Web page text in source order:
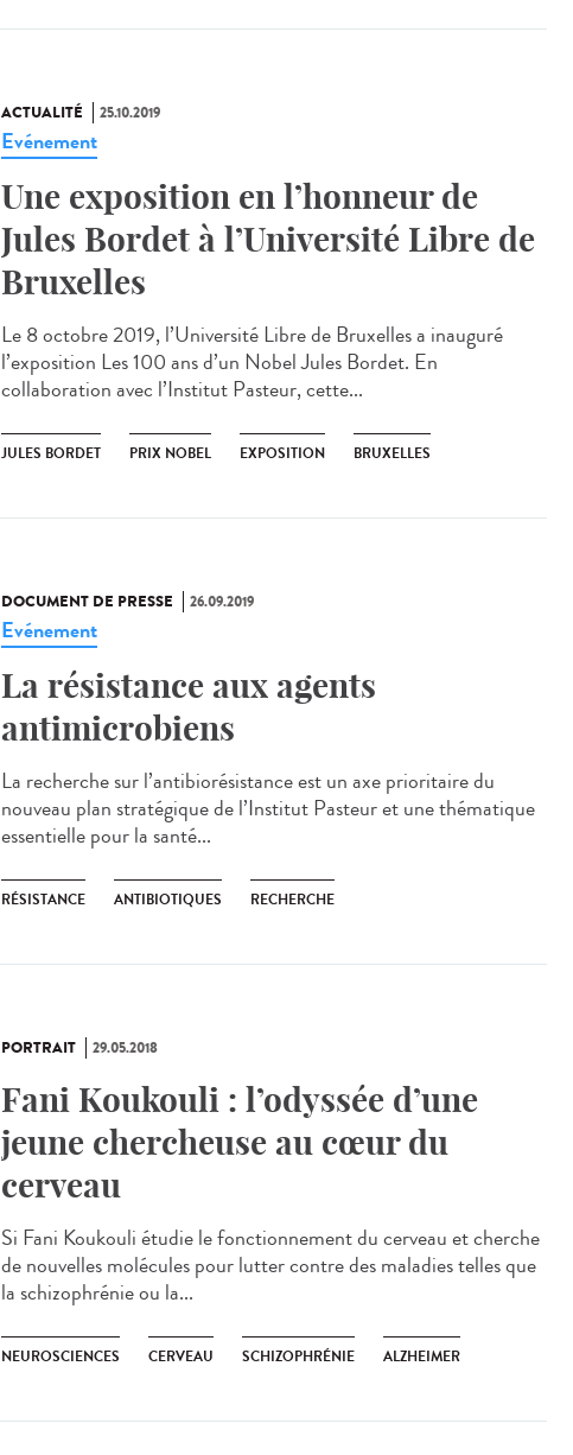
ACTUALITÉ 25.10.2019
Evénement
Une exposition en l’honneur de
Jules Bordet à l’Université Libre de
Bruxelles
Le 8 octobre 2019, l’Université Libre de Bruxelles a inauguré
l’exposition Les 100 ans d’un Nobel Jules Bordet. En
collaboration avec l’Institut Pasteur, cette...
JULES BORDET PRIX NOBEL EXPOSITION BRUXELLES
DOCUMENT DE PRESSE 26.09.2019
Evénement
La résistance aux agents
antimicrobiens
La recherche sur l’antibiorésistance est un axe prioritaire du
nouveau plan stratégique de l’Institut Pasteur et une thématique
essentielle pour la santé...
RÉSISTANCE ANTIBIOTIQUES RECHERCHE
PORTRAIT 29.05.2018
Fani Koukouli : l’odyssée d’une
jeune chercheuse au cœur du
cerveau
Si Fani Koukouli étudie le fonctionnement du cerveau et cherche
de nouvelles molécules pour lutter contre des maladies telles que
la schizophrénie ou la...
NEUROSCIENCES CERVEAU SCHIZOPHRÉNIE ALZHEIMER